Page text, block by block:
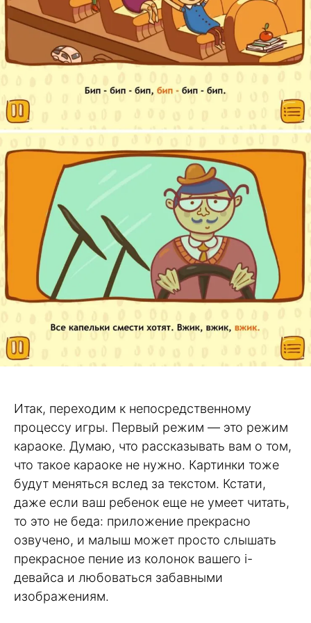
Итак, переходим к непосредственному
процессу игры. Первый режим — это режим
караоке. Думаю, что рассказывать вам о том,
что такое караоке не нужно. Картинки тоже
будут меняться вслед за текстом. Кстати,
даже если ваш ребенок еще не умеет читать,
то это не беда: приложение прекрасно
озвучено, и малыш может просто слышать
прекрасное пение из колонок вашего i-
девайса и любоваться забавными
изображениям.